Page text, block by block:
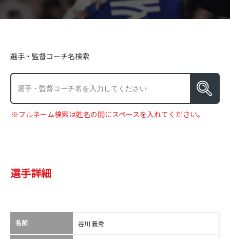
選手・監督コーチ名検索
※フルネーム検索は姓名の間にスペースを入れてください。
選手詳細
名前 谷川 義秀